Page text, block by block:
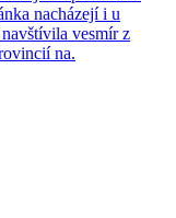
nacházejí i u
vesmír z
na.